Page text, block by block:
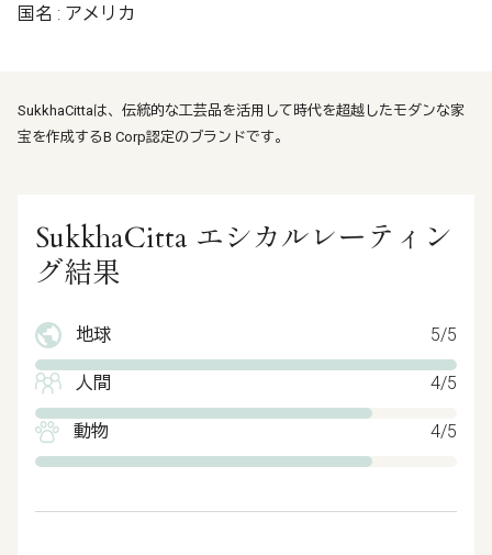
国名 : アメリカ
SukkhaCittaは、伝統的な工芸品を活用して時代を超越したモダンな家
宝を作成するB Corp認定のブランドです。
SukkhaCitta エシカルレーティン
グ結果
地球 5/5
人間 4/5
動物 4/5